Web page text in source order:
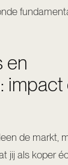
en
impact
de markt,
jij als koper